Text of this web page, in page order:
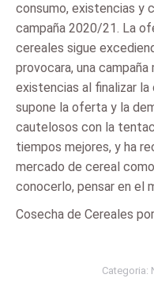
consumo, existencias y
campaña 2020/21. La
cereales sigue
provocara, una
existencias al finalizar
supone la oferta y la
cautelosos con la
tiempos mejores, y ha
mercado de cereal
conocerlo, pensar en el
Cosecha de Cereales
Categoria: